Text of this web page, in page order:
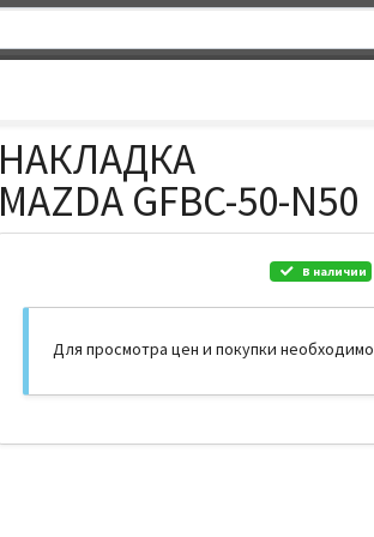
НАКЛАДКА
MAZDA GFBC-50-N50
В наличии
Для просмотра цен и покупки необходимо